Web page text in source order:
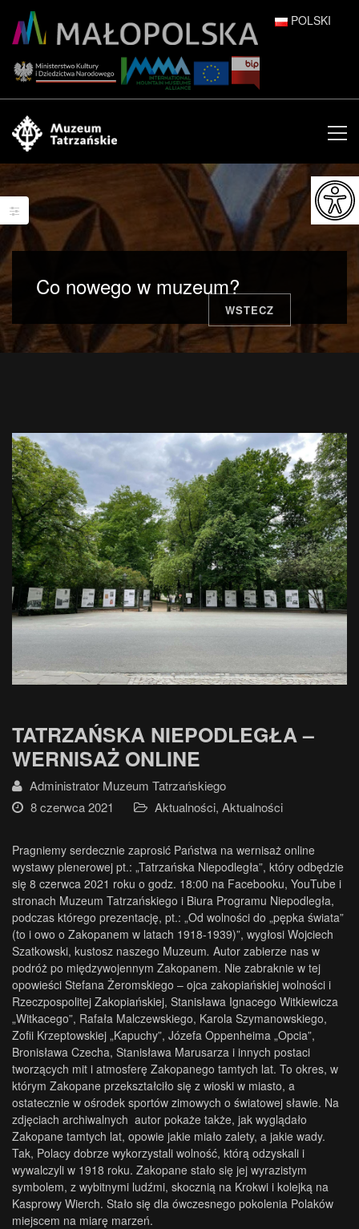
POLSKI
ENGLISH
ESPAÑOL
FRANÇAIS
ITALIANO
日本語
Co nowego w muzeum?
WSTECZ
TATRZAŃSKA NIEPODLEGŁA –
WERNISAŻ ONLINE
Administrator Muzeum Tatrzańskiego
8 czerwca 2021
Aktualności, Aktualności
Pragniemy serdecznie zaprosić Państwa na wernisaż online
wystawy plenerowej pt.: „Tatrzańska Niepodległa”, który odbędzie
się 8 czerwca 2021 roku o godz. 18:00 na Facebooku, YouTube i
stronach Muzeum Tatrzańskiego i Biura Programu Niepodległa,
podczas którego prezentację, pt.: „Od wolności do „pępka świata”
(to i owo o Zakopanem w latach 1918-1939)”, wygłosi Wojciech
Szatkowski, kustosz naszego Muzeum. Autor zabierze nas w
podróż po międzywojennym Zakopanem. Nie zabraknie w tej
opowieści Stefana Żeromskiego – ojca zakopiańskiej wolności i
Rzeczpospolitej Zakopiańskiej, Stanisława Ignacego Witkiewicza
„Witkacego”, Rafała Malczewskiego, Karola Szymanowskiego,
Zofii Krzeptowskiej „Kapuchy”, Józefa Oppenheima „Opcia”,
Bronisława Czecha, Stanisława Marusarza i innych postaci
tworzących mit i atmosferę Zakopanego tamtych lat. To okres, w
którym Zakopane przekształciło się z wioski w miasto, a
ostatecznie w ośrodek sportów zimowych o światowej sławie. Na
zdjęciach archiwalnych autor pokaże także, jak wyglądało
Zakopane tamtych lat, opowie jakie miało zalety, a jakie wady.
Tak, Polacy dobrze wykorzystali wolność, którą odzyskali i
wywalczyli w 1918 roku. Zakopane stało się jej wyrazistym
symbolem, z wybitnymi ludźmi, skocznią na Krokwi i kolejką na
Kasprowy Wierch. Stało się dla ówczesnego pokolenia Polaków
miejscem na miarę marzeń.